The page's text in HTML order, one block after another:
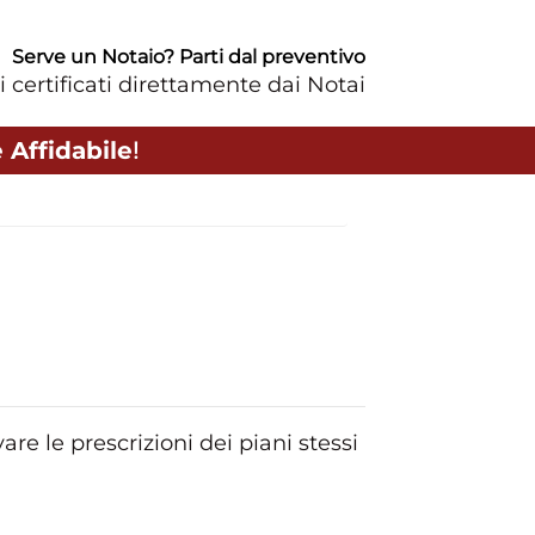
Serve un Notaio? Parti dal preventivo
certificati direttamente dai Notai
Affidabile!
le prescrizioni dei piani stessi